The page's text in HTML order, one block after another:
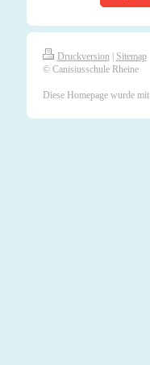
Druckversion
Sitemap
© Canisiusschule Rheine
Diese Homepage wurde mit